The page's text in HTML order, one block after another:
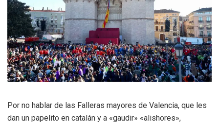
Por no hablar de las Falleras mayores de Valencia, que les
dan un papelito en catalán y a «gaudir» «alishores»,